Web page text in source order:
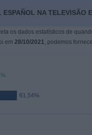
NA TELEVISÃO
os dados estatísticos de
em 28/10/2021, podemos
61,54%